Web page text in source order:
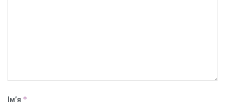
Ім’я *